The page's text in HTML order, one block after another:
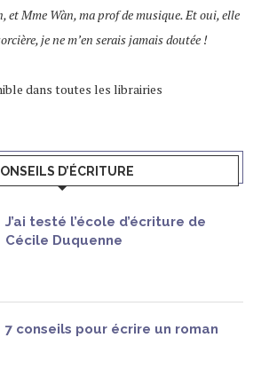
et Mme Wàn, ma prof de musique. Et oui, elle
je ne m’en serais jamais doutée !
dans toutes les librairies
D’ÉCRITURE
J’ai testé l’école d’écriture de
Cécile Duquenne
7 conseils pour écrire un roman